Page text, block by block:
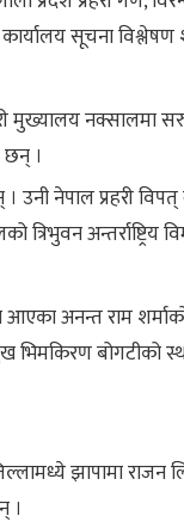
कार्यालय सूचना
मुख्यालय नक्सालमा
।
नेपाल प्रहरी
अन्तर्राष्ट्रिय
आएका अनन्त राम
भिमकिरण
झापामा राजन
।